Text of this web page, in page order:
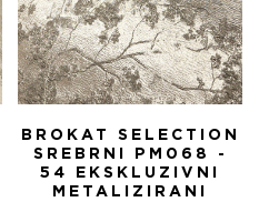
BROKAT SELECTION
SREBRNI PM068 -
54 EKSKLUZIVNI
METALIZIRANI